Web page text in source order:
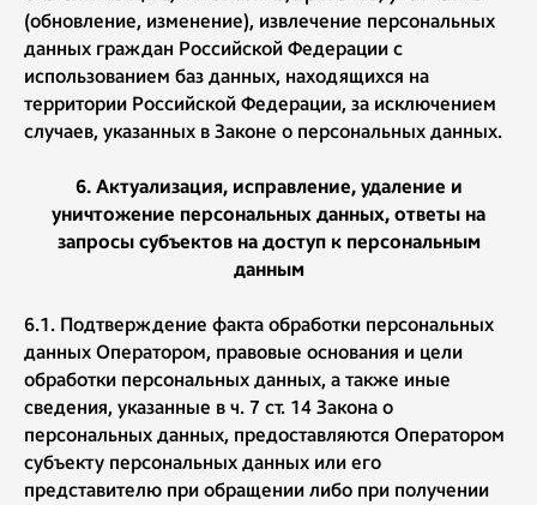
(обновление, изменение), извлечение персональных
данных граждан Российской Федерации с
использованием баз данных, находящихся на
территории Российской Федерации, за исключением
случаев, указанных в Законе о персональных данных.
6. Актуализация, исправление, удаление и
уничтожение персональных данных, ответы на
запросы субъектов на доступ к персональным
данным
6.1. Подтверждение факта обработки персональных
данных Оператором, правовые основания и цели
обработки персональных данных, а также иные
сведения, указанные в ч. 7 ст. 14 Закона о
персональных данных, предоставляются Оператором
субъекту персональных данных или его
представителю при обращении либо при получении